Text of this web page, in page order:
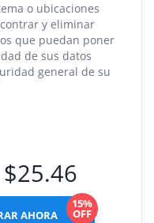
o ubicaciones
y eliminar
que puedan poner
de sus datos
general de su
$25.46
AHORA
15%
OFF